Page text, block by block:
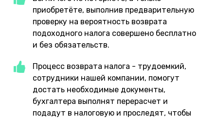
приобретёте, выполнив предварительную
проверку на вероятность возврата
подоходного налога совершено бесплатно
и без обязательств.
Процесс возврата налога - трудоемкий,
сотрудники нашей компании, помогут
достать необходимые документы,
бухгалтера выполнят перерасчет и
подадут в налоговую и проследят, чтобы